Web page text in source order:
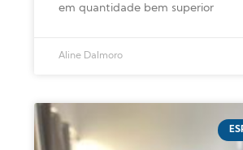
em quantidade bem superior
Aline Dalmoro